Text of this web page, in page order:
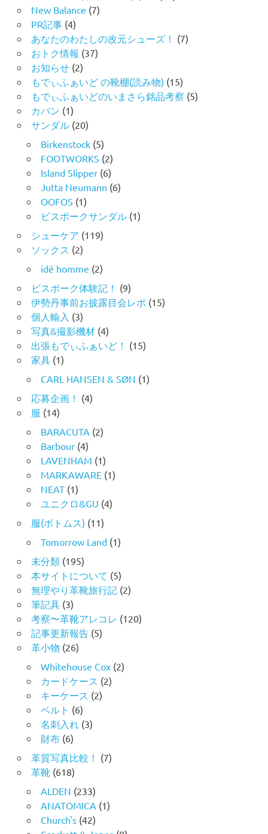
New Balance (7)
PR記事(4)
あなたのわたしの改元シューズ！ (7)
おトク情報 (37)
お知らせ(2)
もでぃふぁいど の靴棚(読み物) (15)
もでぃふぁいどのいまさら銘品考察 (5)
カバン (1)
サンダル(20)
Birkenstock(5)
FOOTWORKS (2)
Island Slipper(6)
Jutta Neumann (6)
OOFOS (1)
ビスポークサンダル(1)
シューケア (119)
ソックス (2)
idé homme (2)
ビスポーク体験記！ (9)
伊勢丹事前お披露目会レポ (15)
個人輸入 (3)
写真&撮影機材(4)
出張もでぃふぁいど！ (15)
家具(1)
CARL HANSEN & SØN (1)
応募企画！ (4)
服 (14)
BARACUTA (2)
Barbour(4)
LAVENHAM (1)
MARKAWARE(1)
NEAT(1)
ユニクロ&GU (4)
服(ボトムス) (11)
Tomorrow Land(1)
未分類(195)
本サイトについて (5)
無理やり革靴旅行記 (2)
筆記具(3)
考察〜革靴アレコレ (120)
記事更新報告(5)
革小物 (26)
Whitehouse Cox(2)
カードケース (2)
キーケース (2)
ベルト (6)
名刺入れ (3)
財布(6)
革質写真比較！ (7)
革靴(618)
ALDEN (233)
ANATOMICA (1)
Church's(42)